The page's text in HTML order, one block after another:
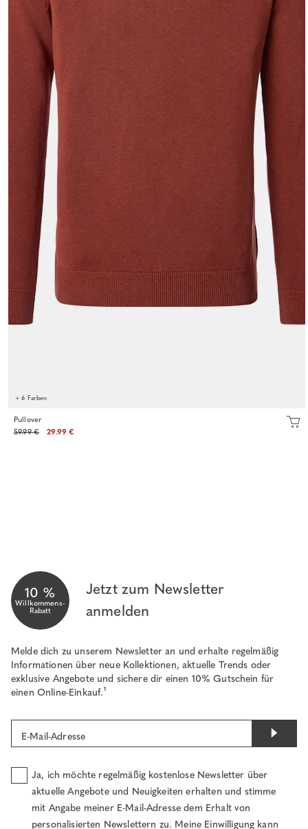
+ 6 Farben
Pullover
59.99 €
29.99 €
10 %
Willkommens-
Rabatt
Jetzt zum Newsletter
anmelden
Melde dich zu unserem Newsletter an und erhalte regelmäßig
Informationen über neue Kollektionen, aktuelle Trends oder
exklusive Angebote und sichere dir einen 10% Gutschein für
einen Online-Einkauf.¹
E-Mail-Adresse
Ja, ich möchte regelmäßig kostenlose Newsletter über
aktuelle Angebote und Neuigkeiten erhalten und stimme
mit Angabe meiner E-Mail-Adresse dem Erhalt von
personalisierten Newslettern zu. Meine Einwilligung kann